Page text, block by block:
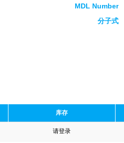
MDL Number
分子式
库存
请登录